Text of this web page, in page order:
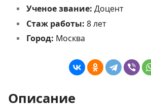
Ученое звание: Доцент
Стаж работы: 8 лет
Город: Москва
Описание